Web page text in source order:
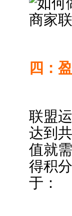
四：
联盟
达到
值就
得积
于：